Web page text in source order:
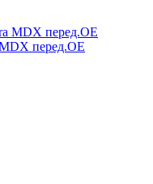
перед.OE